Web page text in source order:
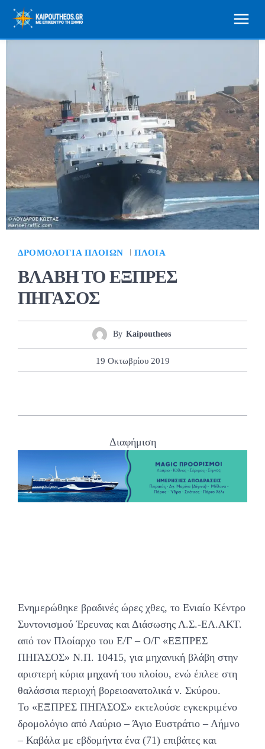
ΔΡΟΜΟΛΌΓΙΑ ΠΛΟΊΩΝ ΠΛΟΊΑ
ΒΛΑΒΗ ΤΟ ΕΞΠΡΕΣ
ΠΗΓΑΣΟΣ
By Kaipoutheos
19 Οκτωβρίου 2019
Διαφήμιση
Ενημερώθηκε βραδινές ώρες χθες, το Ενιαίο Κέντρο
Συντονισμού Έρευνας και Διάσωσης Λ.Σ.-ΕΛ.ΑΚΤ.
από τον Πλοίαρχο του Ε/Γ – Ο/Γ «ΕΞΠΡΕΣ
ΠΗΓΑΣΟΣ» N.Π. 10415, για μηχανική βλάβη στην
αριστερή κύρια μηχανή του πλοίου, ενώ έπλεε στη
θαλάσσια περιοχή βορειοανατολικά ν. Σκύρου.
Το «ΕΞΠΡΕΣ ΠΗΓΑΣΟΣ» εκτελούσε εγκεκριμένο
δρομολόγιο από Λαύριο – Άγιο Ευστράτιο – Λήμνο
– Καβάλα με εβδομήντα ένα (71) επιβάτες και